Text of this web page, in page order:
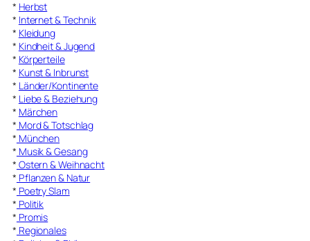
* Herbst
* Internet & Technik
* Kleidung
* Kindheit & Jugend
* Körperteile
* Kunst & Inbrunst
* Länder/Kontinente
* Liebe & Beziehung
* Märchen
* Mord & Totschlag
* München
* Musik & Gesang
* Ostern & Weihnacht
* Pflanzen & Natur
* Poetry Slam
* Politik
* Promis
* Regionales